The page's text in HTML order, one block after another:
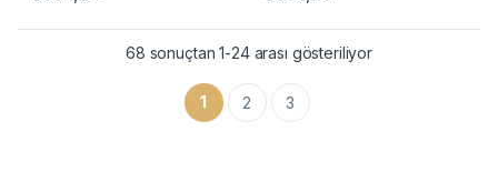
68 sonuçtan 1-24 arası gösteriliyor
1 2 3